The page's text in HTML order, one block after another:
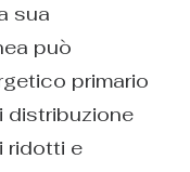
sua
può
primario
distribuzione
ridotti e